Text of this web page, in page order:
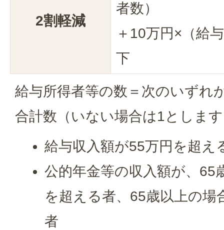
2割軽減
者数）
＋10万円×（給
下
給与所得者等の数＝次のいずれ
合計数（いない場合は1としま
給与収入額が55万円を超え
公的年金等の収入額が、65
を超える者、65歳以上の場
者